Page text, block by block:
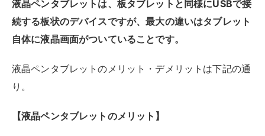
【液晶ペンタブレットのデメリット】
液晶ペンタブレットは、手元のタブレットに直接書き込
うな感覚で使用できるのが利点です。